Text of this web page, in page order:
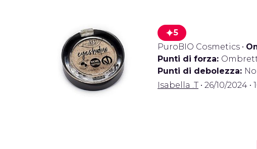
5
PuroBIO Cosmetics •
Punti di forza:
Punti di debolezza: No
Isabella .T • 26/10/2024 •